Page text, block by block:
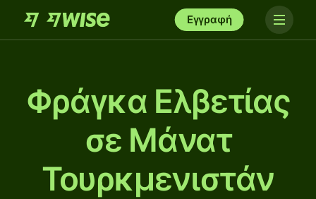
Εγγραφή
Φράγκα Ελβετίας
σε Μάνατ
Τουρκμενιστάν